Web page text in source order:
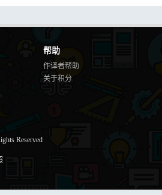
帮助
作译者帮助
关于积分
Reserved